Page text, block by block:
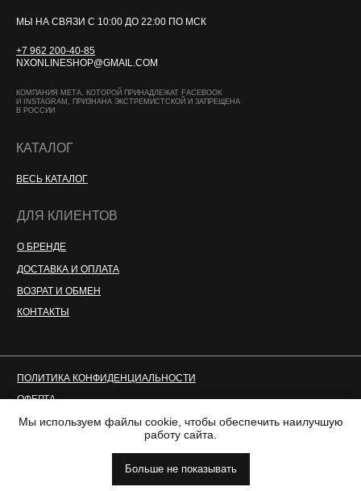
+7 962 200-40-85
NXONLINESHOP@GMAIL.COM
ПОЛИТИКА КОНФИДЕНЦИАЛЬНОСТИ
2018-2023. ВСЕ ПРАВА ЗАЩИЩЕНЫ
ИП ГРИЦКО АНАСТАСИЯ ОЛЕГОВНА
КОМПАНИЯ МЕТА, КОТОРОЙ ПРИНАДЛЕЖАТ FACEBOOK
И INSTAGRAM, ПРИЗНАНА ЭКСТРЕМИСТСКОЙ И ЗАПРЕЩЕНА
В РОССИИ
КАТАЛОГ
О БРЕНДЕ
ВЕСЬ КАТАЛОГ
МЫ НА СВЯЗИ С 10:00 ДО 22:00 ПО МСК
ДЛЯ КЛИЕНТОВ
ДОСТАВКА И ОПЛАТА
ВОЗРАТ И ОБМЕН
КОНТАКТЫ
ОФЕРТА
Мы используем файлы cookie, чтобы обеспечить наилучшую
работу сайта.
Больше не показывать